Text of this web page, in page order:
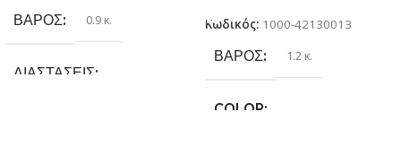
ΒΆΡΟΣ 0.9 κ.
ΔΙΑΣΤΆΣΕΙΣ
Κωδικός: 1000-42130013
ΒΆΡΟΣ 1.2 κ.
COLOR